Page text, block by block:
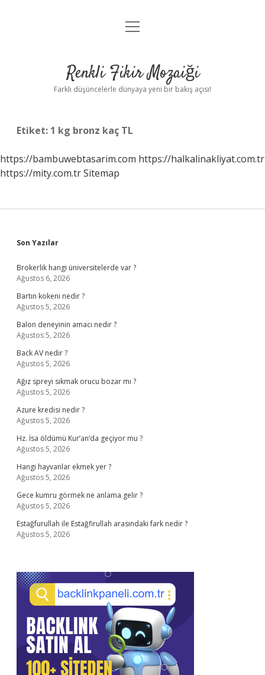
Anasayfa
Yasal Uyarı
menüyü
Renkli Fikir Mozaiği
Farklı düşüncelerle dünyaya yeni bir bakış açısı!
Etiket: 1 kg bronz kaç TL
https://bambuwebtasarim.com https://halkalinakliyat.com.tr
https://mity.com.trSitemap
Sidebar
Son Yazılar
Brokerlik hangi üniversitelerde var ?
Ağustos 6, 2026
Bartın kokeni nedir ?
Ağustos 5, 2026
Balon deneyinin amacı nedir ?
Ağustos 5, 2026
Back AV nedir ?
Ağustos 5, 2026
Ağız spreyi sıkmak orucu bozar mı ?
Ağustos 5, 2026
Azure kredisi nedir ?
Ağustos 5, 2026
Hz. İsa öldümü Kur’an’da geçiyor mu ?
Ağustos 5, 2026
Hangi hayvanlar ekmek yer ?
Ağustos 5, 2026
Gece kumru görmek ne anlama gelir ?
Ağustos 5, 2026
Estağfurullah ile Estağfirullah arasındaki fark nedir ?
Ağustos 5, 2026